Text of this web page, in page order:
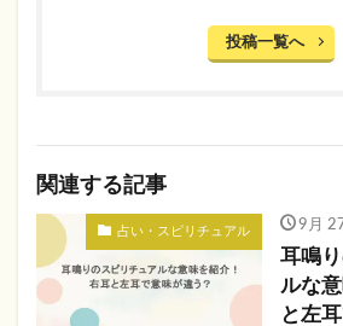
投稿一覧へ
関連する記事
占い・スピリチュアル 9月
耳鳴
ルな
と左